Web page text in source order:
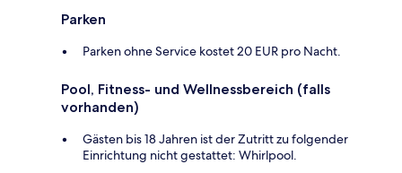
Parken
Parken ohne Service kostet 20 EUR pro Nacht.
Pool, Fitness- und Wellnessbereich (falls
vorhanden)
Gästen bis 18 Jahren ist der Zutritt zu folgender
Einrichtung nicht gestattet: Whirlpool.